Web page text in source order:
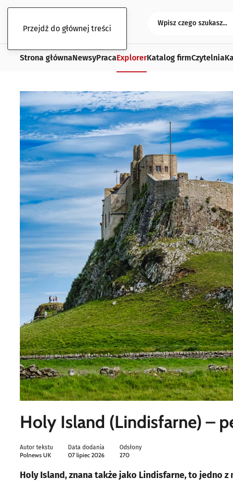
Przejdź do głównej treści
Strona głównaNewsyPracaExplorerKatalog firmCzytelnia
Holy Island (Lindisfarne) –
Autor tekstu
Polnews UK
Data dodania
07 lipiec 2026
Odsłony
270
Holy Island, znana także jako Lindisfarne, to jedno